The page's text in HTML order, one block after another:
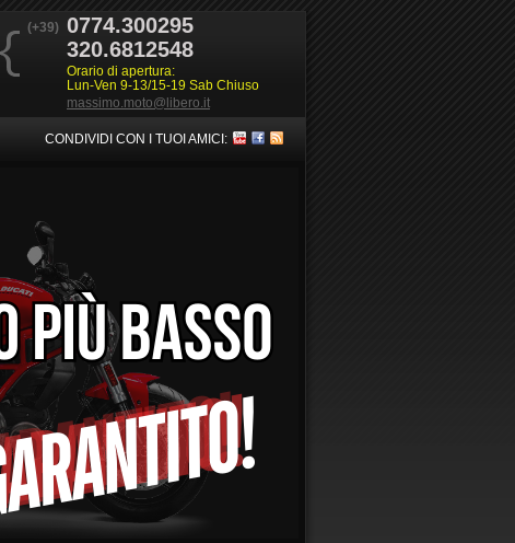
(+39) 0774.300295
320.6812548
Orario di apertura:
Lun-Ven 9-13/15-19 Sab Chiuso
massimo.moto@libero.it
CONDIVIDI CON I TUOI AMICI: